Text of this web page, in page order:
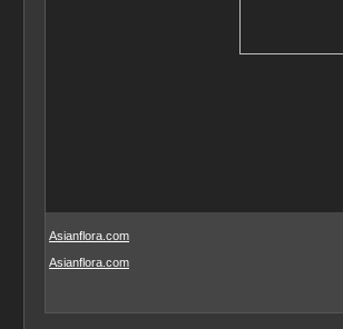
Asianflora.com
Asianflora.com